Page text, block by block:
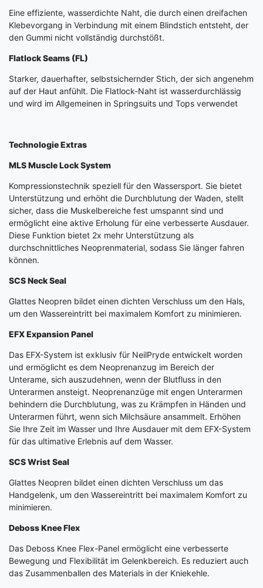
Eine effiziente, wasserdichte Naht, die durch einen dreifachen
Klebevorgang in Verbindung mit einem Blindstich entsteht, der
den Gummi nicht vollständig durchstößt.
Flatlock Seams (FL)
Starker, dauerhafter, selbstsichernder Stich, der sich angenehm
auf der Haut anfühlt. Die Flatlock-Naht ist wasserdurchlässig
und wird im Allgemeinen in Springsuits und Tops verwendet
Technologie Extras
MLS Muscle Lock System
Kompressionstechnik speziell für den Wassersport. Sie bietet
Unterstützung und erhöht die Durchblutung der Waden, stellt
sicher, dass die Muskelbereiche fest umspannt sind und
ermöglicht eine aktive Erholung für eine verbesserte Ausdauer.
Diese Funktion bietet 2x mehr Unterstützung als
durchschnittliches Neoprenmaterial, sodass Sie länger fahren
können.
SCS Neck Seal
Glattes Neopren bildet einen dichten Verschluss um den Hals,
um den Wassereintritt bei maximalem Komfort zu minimieren.
EFX Expansion Panel
Das EFX-System ist exklusiv für NeilPryde entwickelt worden
und ermöglicht es dem Neoprenanzug im Bereich der
Unterame, sich auszudehnen, wenn der Blutfluss in den
Unterarmen ansteigt. Neoprenanzüge mit engen Unterarmen
behindern die Durchblutung, was zu Krämpfen in Händen und
Unterarmen führt, wenn sich Milchsäure ansammelt. Erhöhen
Sie Ihre Zeit im Wasser und Ihre Ausdauer mit dem EFX-System
für das ultimative Erlebnis auf dem Wasser.
SCS Wrist Seal
Glattes Neopren bildet einen dichten Verschluss um das
Handgelenk, um den Wassereintritt bei maximalem Komfort zu
minimieren.
Deboss Knee Flex
Das Deboss Knee Flex-Panel ermöglicht eine verbesserte
Bewegung und Flexibilität im Gelenkbereich. Es reduziert auch
das Zusammenballen des Materials in der Kniekehle.